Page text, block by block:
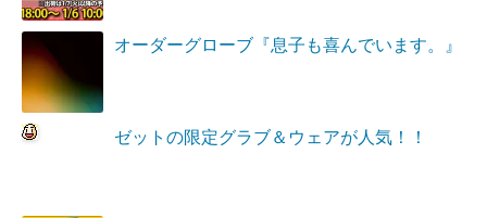
オーダーグローブ『息子も喜んでいます。』
ゼットの限定グラブ＆ウェアが人気！！